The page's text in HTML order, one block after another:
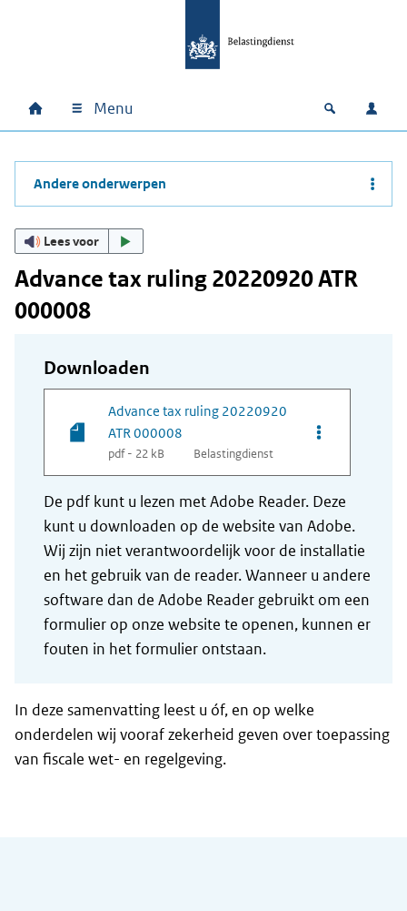
Hoofdnavigatie
Home Menu Open
Andere onderwerpen
Lees voor
Advance tax ruling 20220920 ATR
000008
Downloaden
Advance tax ruling 20220920
ATR 000008
pdf - 22 kB Belastingdienst
Opties van
De pdf kunt u lezen met Adobe Reader. Deze
kunt u downloaden op de website van Adobe.
Wij zijn niet verantwoordelijk voor de installatie
en het gebruik van de reader. Wanneer u andere
software dan de Adobe Reader gebruikt om een
formulier op onze website te openen, kunnen er
fouten in het formulier ontstaan.
In deze samenvatting leest u óf, en op welke
onderdelen wij vooraf zekerheid geven over toepassing
van fiscale wet- en regelgeving.